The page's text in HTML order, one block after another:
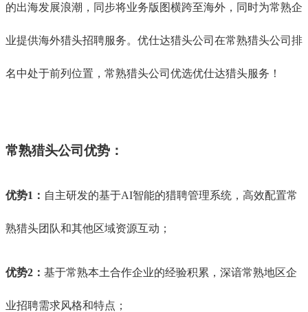
的出海发展浪潮，同步将业务版图横跨至海外，同时为常熟企
业提供海外猎头招聘服务。优仕达猎头公司在常熟猎头公司排
名中处于前列位置， 常熟猎头公司优选优仕达猎头服务 ！
常熟猎头公司优势：
优势1： 自主研发的基于AI智能的猎聘管理系统，高效配置常
熟猎头团队和其他区域资源互动；
优势2： 基于常熟本土合作企业的经验积累，深谙常熟地区企
业招聘需求风格和特点；